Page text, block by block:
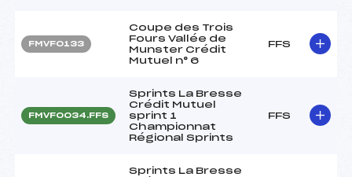
FMVF0133
Coupe des Trois
Fours Vallée de
Munster Crédit
Mutuel n° 6
FFS
FMVF0034.FFS
Sprints La Bresse
Crédit Mutuel
sprint 1
Championnat
Régional Sprints
FFS
Sprints La Bresse